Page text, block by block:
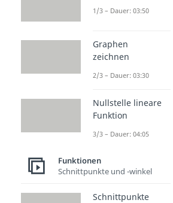
Nun weißt du,
x
wenn du in
0 einsetzt, wird
Gleichung null.
also um eine
fertig.
Mithilfe der
1/3 – Dauer: 03:50
Graphen
zeichnen
2/3 – Dauer: 03:30
Nullstelle lineare
Funktion
3/3 – Dauer: 04:05
Funktionen
Schnittpunkte und -winkel
Schnittpunkte